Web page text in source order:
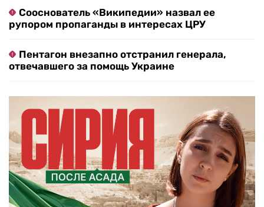
Сооснователь «Википедии» назвал ее
рупором пропаганды в интересах ЦРУ
Пентагон внезапно отстранил генерала,
отвечавшего за помощь Украине